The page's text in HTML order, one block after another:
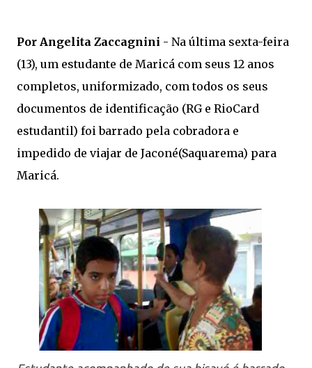
Por Angelita Zaccagnini - Na última sexta-feira
(13), um estudante de Maricá com seus 12 anos
completos, uniformizado, com todos os seus
documentos de identificação (RG e RioCard
estudantil) foi barrado pela cobradora e
impedido de viajar de Jaconé(Saquarema) para
Maricá.